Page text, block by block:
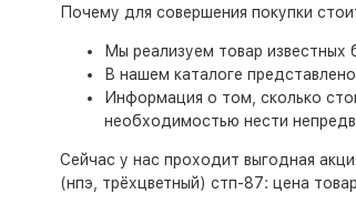
Почему для совершения покупки
Мы реализуем товар известных
В нашем каталоге
Информация о том, сколько
необходимостью нести
Сейчас у нас проходит выгодная
(нпэ, трёхцветный) стп-87: цена